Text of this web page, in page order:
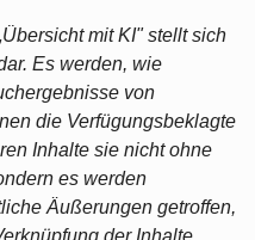
mit KI" stellt sich
Es werden, wie
von
die Verfügungsbeklagte
Inhalte sie nicht ohne
es werden
Äußerungen getroffen,
der Inhalte